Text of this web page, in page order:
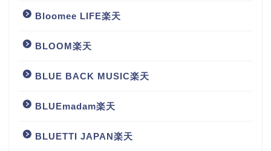
Bloomee LIFE楽天
BLOOM楽天
BLUE BACK MUSIC楽天
BLUEmadam楽天
BLUETTI JAPAN楽天